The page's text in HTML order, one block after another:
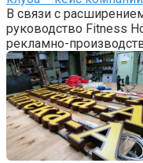
В связи с
руководство Fitness
рекламно-